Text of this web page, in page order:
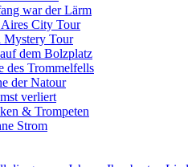
war der Lärm
City Tour
Mystery Tour
dem Bolzplatz
des Trommelfells
der Natour
verliert
& Trompeten
Strom